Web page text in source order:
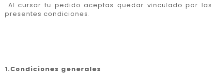
Al cursar tu pedido aceptas quedar vinculado por las
presentes condiciones.
1.Condiciones generales